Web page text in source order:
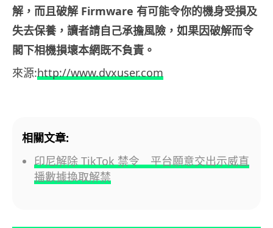
解，而且破解 Firmware 有可能令你的機身受損及
失去保養，讀者請自己承擔風險，如果因破解而令
閣下相機損壞本網既不負責。
來源:http://www.dvxuser.com
相關文章:
印尼解除 TikTok 禁令 平台願意交出示威直
播數據換取解禁